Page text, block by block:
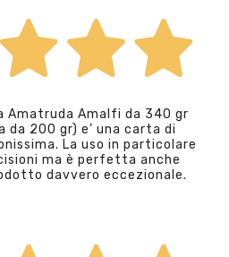
Amatruda Amalfi da 340 gr
da 200 gr) e’ una carta di
La uso in particolare
ma è perfetta anche
davvero eccezionale.